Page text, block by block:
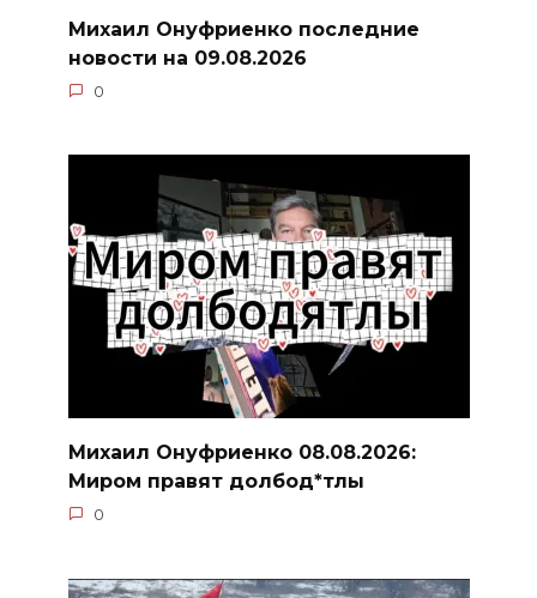
Михаил Онуфриенко последние
новости на 09.08.2026
0
Михаил Онуфриенко 08.08.2026:
Миром правят долбод*тлы
0